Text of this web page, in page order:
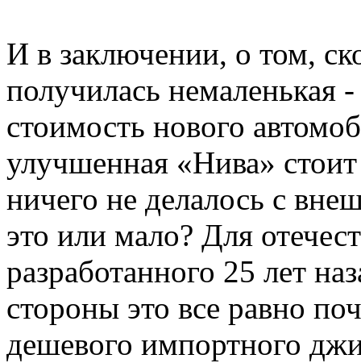
И в заключении, о том,
получилась немаленькая
стоимость нового
улучшенная «Нива»
ничего не делалось с
это или мало? Для
разработанного 25 лет
стороны это все равно
дешевого импортного